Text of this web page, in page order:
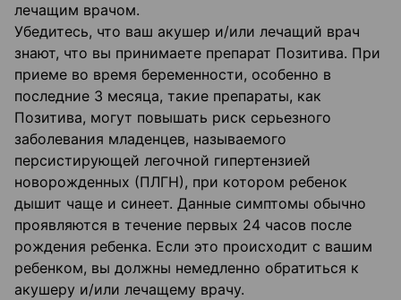
лечащим врачом.
Убедитесь, что ваш акушер и/или лечащий врач
знают, что вы принимаете препарат Позитива. При
приеме во время беременности, особенно в
последние 3 месяца, такие препараты, как
Позитива, могут повышать риск серьезного
заболевания младенцев, называемого
персистирующей легочной гипертензией
новорожденных (ПЛГН), при котором ребенок
дышит чаще и синеет. Данные симптомы обычно
проявляются в течение первых 24 часов после
рождения ребенка. Если это происходит с вашим
ребенком, вы должны немедленно обратиться к
акушеру и/или лечащему врачу.